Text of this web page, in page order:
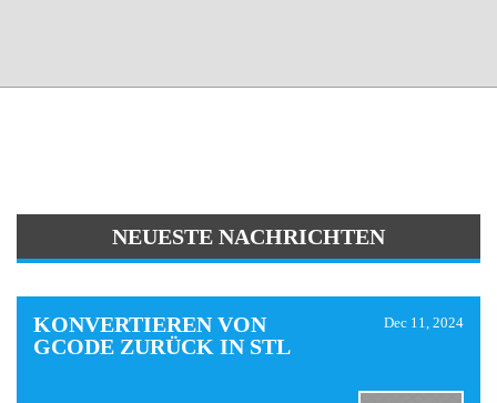
NEUESTE NACHRICHTEN
KONVERTIEREN VON
GCODE ZURÜCK IN STL
Dec 11, 2024